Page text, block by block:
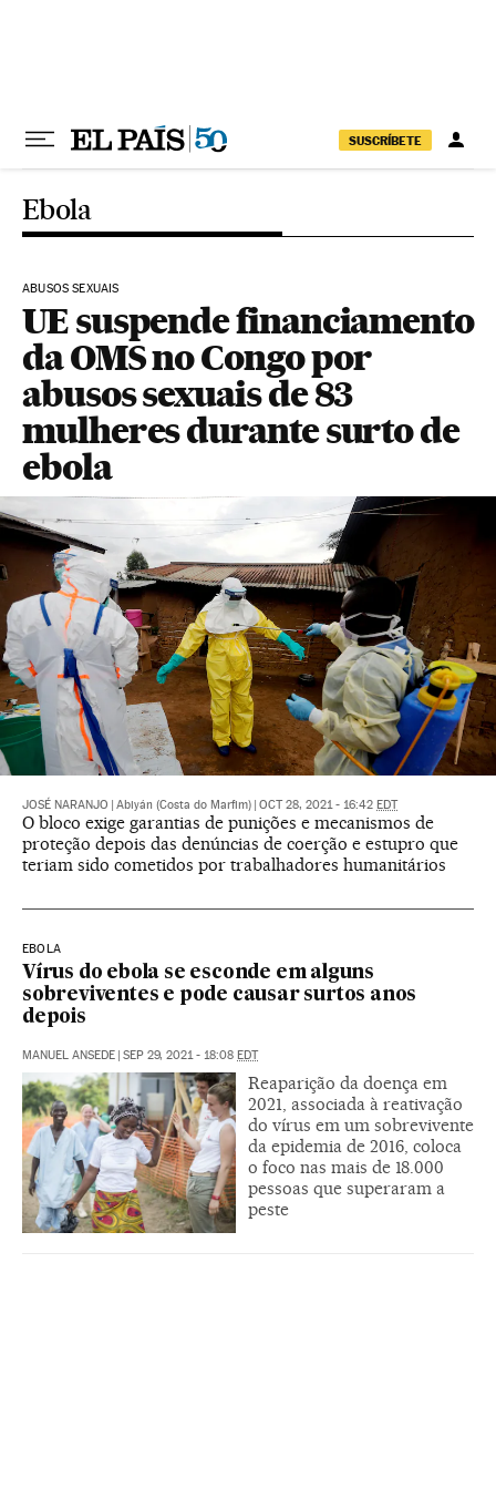
SUSCRÍBETE
Ebola
ABUSOS SEXUAIS
UE suspende financiamento
da OMS no Congo por
abusos sexuais de 83
mulheres durante surto de
ebola
JOSÉ NARANJO Abiyán (Costa do Marfim) OCT 28, 2021 - 16:42 EDT
O bloco exige garantias de punições e mecanismos de
proteção depois das denúncias de coerção e estupro que
teriam sido cometidos por trabalhadores humanitários
EBOLA
Vírus do ebola se esconde em alguns
sobreviventes e pode causar surtos anos
depois
MANUEL ANSEDE SEP 29, 2021 - 18:08 EDT
Reaparição da doença em
2021, associada à reativação
do vírus em um sobrevivente
da epidemia de 2016, coloca
o foco nas mais de 18.000
pessoas que superaram a
peste